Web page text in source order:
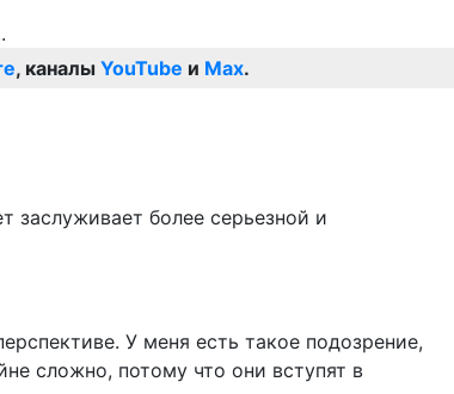
, каналы YouTube и Max.
заслуживает более серьезной и
У меня есть такое подозрение,
сложно, потому что они вступят в